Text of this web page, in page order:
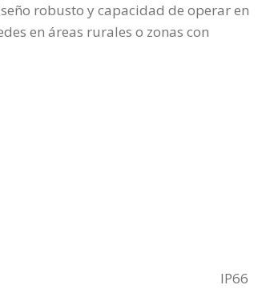
robusto y capacidad de operar en
en áreas rurales o zonas con
IP66